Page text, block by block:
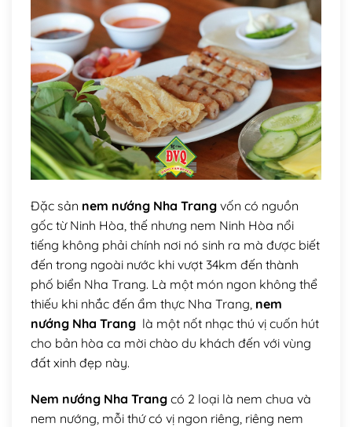
Đặc sản nem nướng Nha Trang vốn có nguồn
gốc từ Ninh Hòa, thế nhưng nem Ninh Hòa nổi
tiếng không phải chính nơi nó sinh ra mà được biết
đến trong ngoài nước khi vượt 34km đến thành
phố biển Nha Trang. Là một món ngon không thể
thiếu khi nhắc đến ẩm thực Nha Trang, nem
nướng Nha Trang là một nốt nhạc thú vị cuốn hút
cho bản hòa ca mời chào du khách đến với vùng
đất xinh đẹp này.
Nem nướng Nha Trang có 2 loại là nem chua và
nem nướng, mỗi thứ có vị ngon riêng, riêng nem